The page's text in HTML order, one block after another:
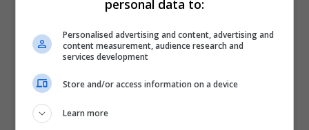
personal data to:
Personalised advertising and content, advertising and
content measurement, audience research and
services development
Store and/or access information on a device
Learn more